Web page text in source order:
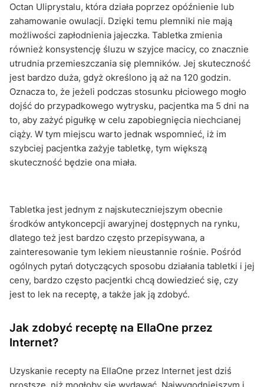
Octan Uliprystalu, która działa poprzez opóźnienie lub
zahamowanie owulacji. Dzięki temu plemniki nie mają
możliwości zapłodnienia jajeczka. Tabletka zmienia
również konsystencję śluzu w szyjce macicy, co znacznie
utrudnia przemieszczania się plemników. Jej skuteczność
jest bardzo duża, gdyż określono ją aż na 120 godzin.
Oznacza to, że jeżeli podczas stosunku płciowego mogło
dojść do przypadkowego wytrysku, pacjentka ma 5 dni na
to, aby zażyć pigułkę w celu zapobiegnięcia niechcianej
ciąży. W tym miejscu warto jednak wspomnieć, iż im
szybciej pacjentka zażyje tabletkę, tym większą
skuteczność będzie ona miała.
Tabletka jest jednym z najskuteczniejszym obecnie
środków antykoncepcji awaryjnej dostępnych na rynku,
dlatego też jest bardzo często przepisywana, a
zainteresowanie tym lekiem nieustannie rośnie. Pośród
ogólnych pytań dotyczących sposobu działania tabletki i jej
ceny, bardzo często pacjentki chcą dowiedzieć się, czy
jest to lek na receptę, a także jak ją zdobyć.
Jak zdobyć receptę na EllaOne przez
Internet?
Uzyskanie recepty na EllaOne przez Internet jest dziś
prostsze, niż mogłoby się wydawać. Najwygodniejszym i